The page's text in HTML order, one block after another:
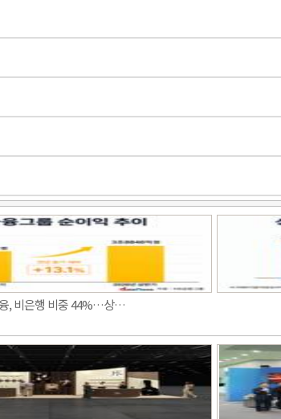
, 비은행 비중 44%…상…